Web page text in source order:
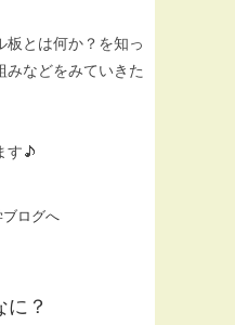
板とは何か？を知っ
みなどをみていきた
す
に？